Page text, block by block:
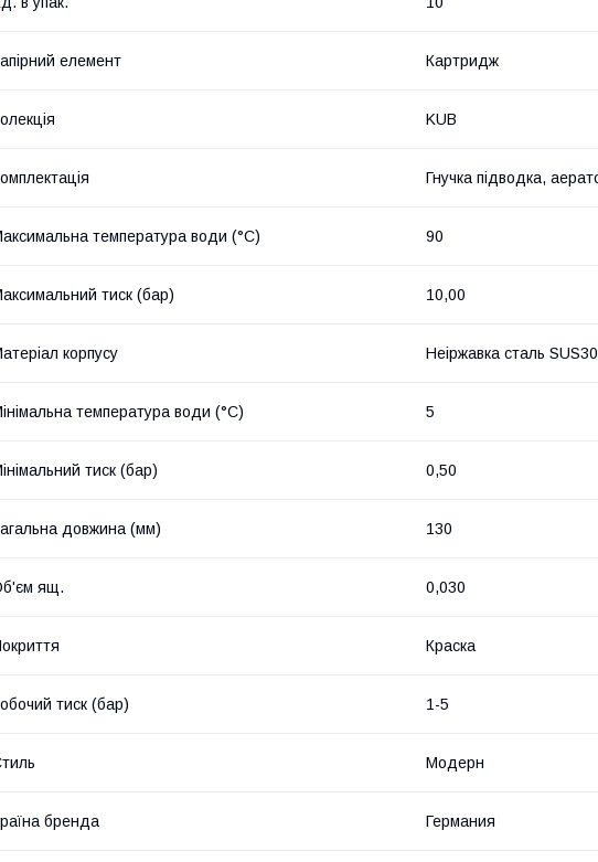
елемент Картридж
KUB
Гнучка підводка,
температура води (°C) 90
тиск (бар) 10,00
корпусу Неіржавка сталь
температура води (°C) 5
тиск (бар) 0,50
довжина (мм) 130
ящ. 0,030
Краска
тиск (бар) 1-5
Модерн
бренда Германия